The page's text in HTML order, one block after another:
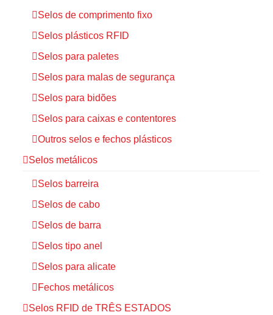
Selos de comprimento fixo
Selos plásticos RFID
Selos para paletes
Selos para malas de segurança
Selos para bidões
Selos para caixas e contentores
Outros selos e fechos plásticos
Selos metálicos
Selos barreira
Selos de cabo
Selos de barra
Selos tipo anel
Selos para alicate
Fechos metálicos
Selos RFID de TRÊS ESTADOS